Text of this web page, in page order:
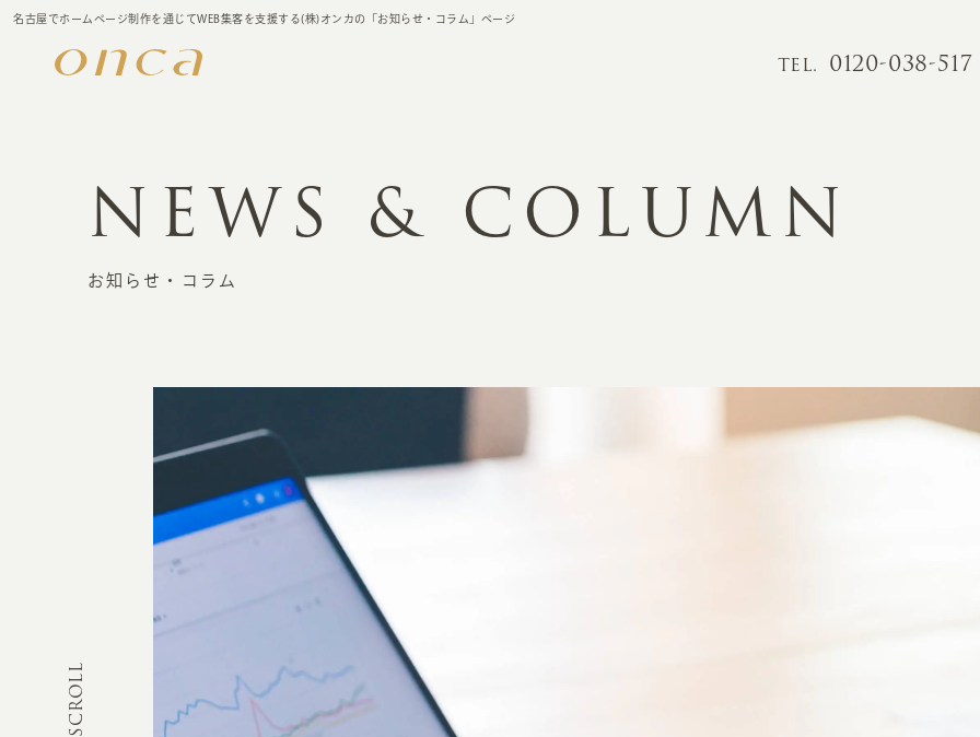
名古屋でホームページ制作を通じてWEB集客を支援する(株)オンカの「お知らせ・コラム」ページ
TEL. 0120-038-517
NEWS & COLUMN
お知らせ・コラム
SCROLL